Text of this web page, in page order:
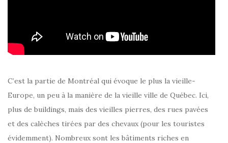
C’est la partie de Montréal qui évoque le plus la vieille-
Europe, un peu à la manière de la vieille ville de Québec. Ici,
plus de buildings, mais des vieilles pierres, des rues pavées
et des calèches tirées par des chevaux (pour les touristes
évidemment). Nombreux sont les bâtiments riches en